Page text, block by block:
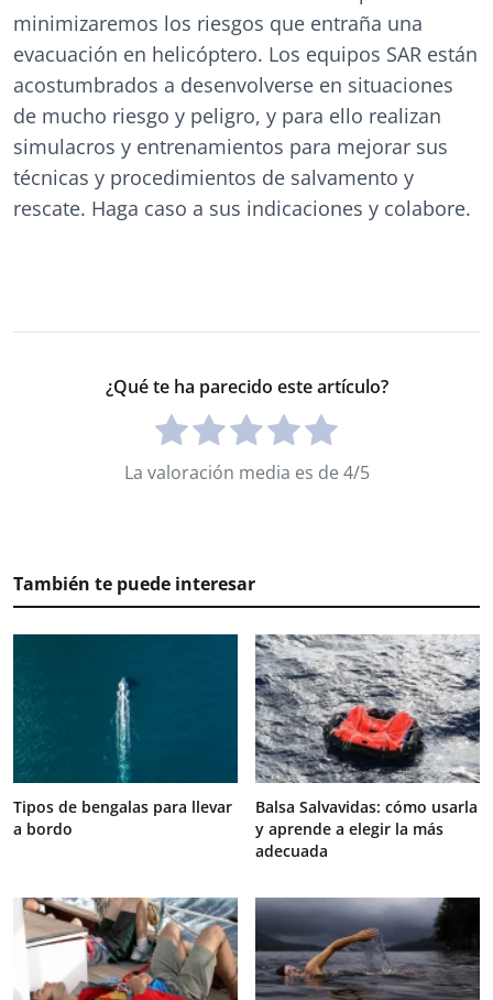
minimizaremos los riesgos que entraña una
evacuación en helicóptero. Los equipos SAR están
acostumbrados a desenvolverse en situaciones
de mucho riesgo y peligro, y para ello realizan
simulacros y entrenamientos para mejorar sus
técnicas y procedimientos de salvamento y
rescate. Haga caso a sus indicaciones y colabore.
¿Qué te ha parecido este artículo?
La valoración media es de 4/5
También te puede interesar
Tipos de bengalas para llevar
a bordo
Balsa Salvavidas: cómo usarla
y aprende a elegir la más
adecuada